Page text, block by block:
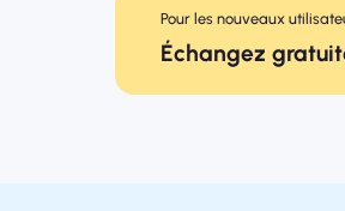
Pour les nouveaux
Échangez